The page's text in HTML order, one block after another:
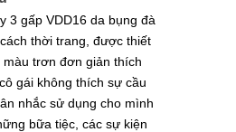
3 gấp VDD16 da bụng đà
thời trang, được thiết
màu trơn đơn giản thích
gái không thích sự cầu
nhắc sử dụng cho mình
bữa tiệc, các sự kiện